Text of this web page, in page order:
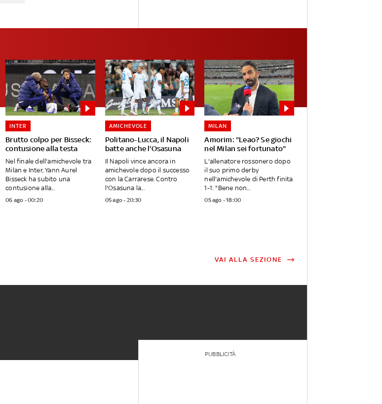
Brutto colpo per Bisseck:
contusione alla testa
INTER
Nel finale dell'amichevole tra
Milan e Inter, Yann Aurel
Bisseck ha subito una
contusione alla...
06 ago - 00:20
Politano-Lucca, il Napoli
batte anche l'Osasuna
AMICHEVOLE
Il Napoli vince ancora in
amichevole dopo il successo
con la Carrarese. Contro
l'Osasuna la...
05 ago - 20:30
Amorim: "Leao? Se giochi
nel Milan sei fortunato"
MILAN
L'allenatore rossonero dopo
il suo primo derby
nell'amichevole di Perth finita
1-1: "Bene non...
05 ago - 18:00
VAI ALLA SEZIONE
PUBBLICITÀ